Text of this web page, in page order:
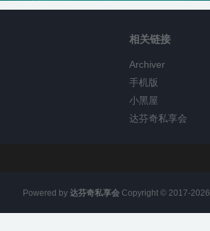
相关链接
Archiver
手机版
小黑屋
达芬奇私享会
Powered by 达芬奇私享会Copyright © 2017-2026